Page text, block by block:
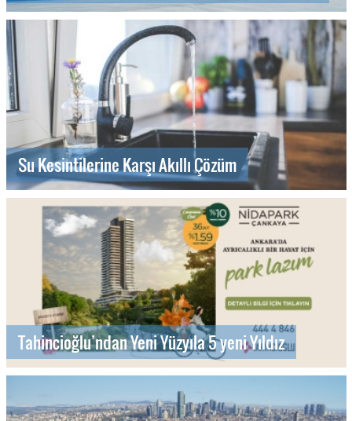
Su Kesintilerine Karşı Akıllı Çözüm
Tahincioğlu’ndan Yeni Yüzyıla 5 yeni Yıldız